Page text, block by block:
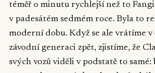
téměř o minutu rychlejší než to
v padesátém sedmém roce. Byla to
moderní dobu. Když se ale vrátíme v
závodní generaci zpět, zjistíme, že
svých vozů viděli v podstatě to samé: